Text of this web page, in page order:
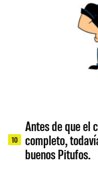
10
Antes de que el
completo,
buenos Pitufos.